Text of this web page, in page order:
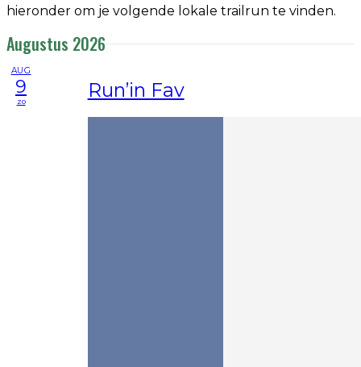
hieronder om je volgende lokale trailrun te vinden.
Augustus 2026
AUG
9
zo Run’in Fav